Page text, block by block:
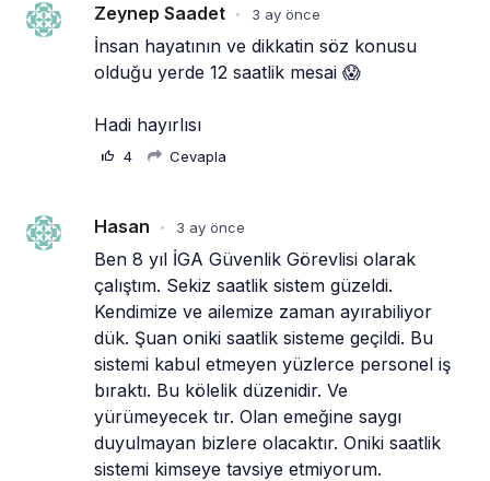
Zeynep Saadet • 3 ay önce
İnsan hayatının ve dikkatin söz konusu
olduğu yerde 12 saatlik mesai 😱
Hadi hayırlısı
4 Cevapla
Hasan • 3 ay önce
Ben 8 yıl İGA Güvenlik Görevlisi olarak
çalıştım. Sekiz saatlik sistem güzeldi.
Kendimize ve ailemize zaman ayırabiliyor
dük. Şuan oniki saatlik sisteme geçildi. Bu
sistemi kabul etmeyen yüzlerce personel iş
bıraktı. Bu kölelik düzenidir. Ve
yürümeyecek tır. Olan emeğine saygı
duyulmayan bizlere olacaktır. Oniki saatlik
sistemi kimseye tavsiye etmiyorum.